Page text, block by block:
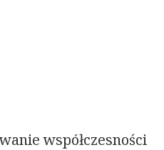
współczesności